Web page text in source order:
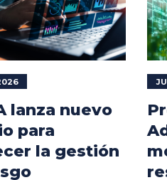
lanza nuevo
para
la gestión